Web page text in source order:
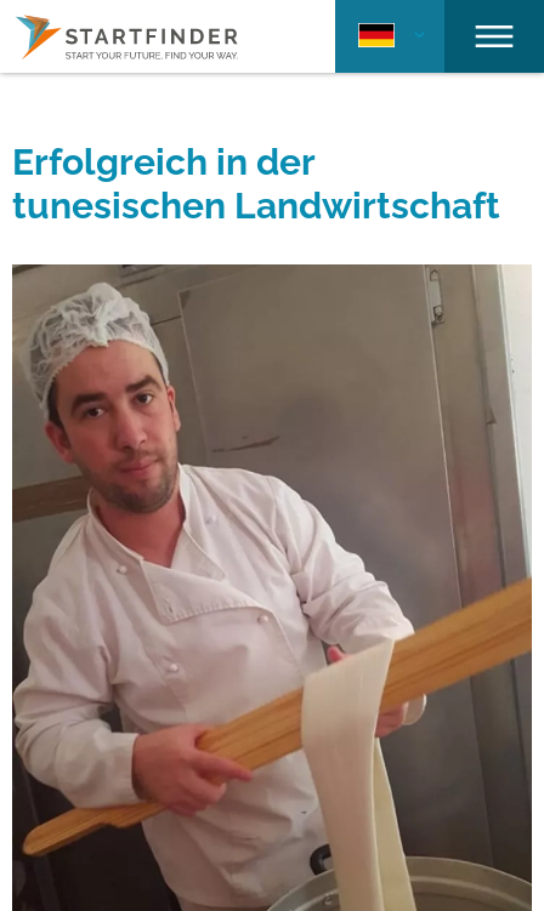
Erfolgreich in der
tunesischen Landwirtschaft